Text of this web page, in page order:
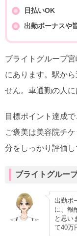
日払いOK
出勤ボーナスや
ブライトグループ
にあります。駅か
せん。車通勤の人に
目標ポイント達成
ご褒美は美容院チ
分をしっかり評価し
ブライトグルー
出勤ボ
に、報
と思い
て40万